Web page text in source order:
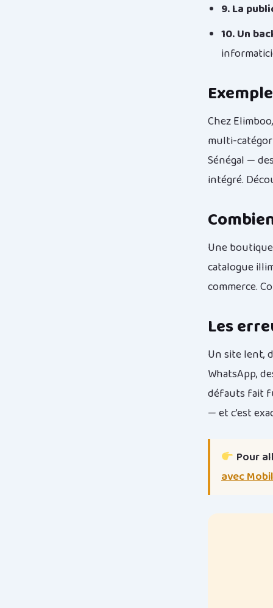
9. La
10. Un
Chez
multi-
Sénégal —
intégré.
Une
catalogue
commerce.
Les
Un site lent,
WhatsApp,
défauts fait
— et c’est
Pour
avec